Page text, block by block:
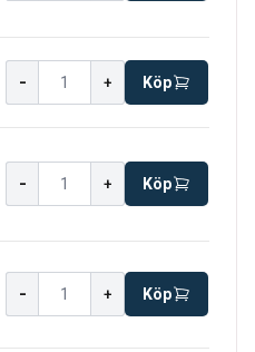
- + Köp
- + Köp
- + Köp